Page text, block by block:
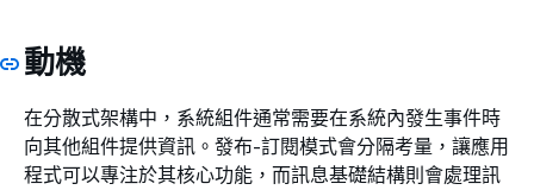
動機
在分散式架構中，系統組件通常需要在系統內發生事件時
向其他組件提供資訊。發布-訂閱模式會分隔考量，讓應用
程式可以專注於其核心功能，而訊息基礎結構則會處理訊